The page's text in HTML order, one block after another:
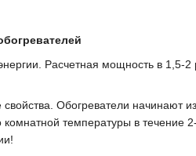
Расчетная мощность в 1,5-
Обогреватели начинают
температуры в